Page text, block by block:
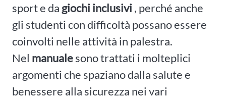
sport e da giochi inclusivi , perché anche
gli studenti con difficoltà possano essere
coinvolti nelle attività in palestra.
Nel manualesono trattati i molteplici
argomenti che spaziano dalla salute e
benessere alla sicurezza nei vari